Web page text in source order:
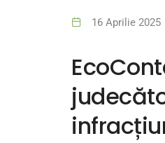
16 Aprilie 2025